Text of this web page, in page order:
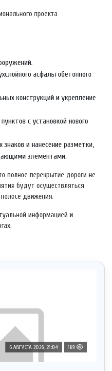
проекта
асфальтобетонного
конструкций и укрепление
с установкой нового
и нанесение разметки,
элементами.
полное перекрытие дороги не
будут осуществляться
движения.
информацией и
6 АВГУСТА 2026, 21:04 169